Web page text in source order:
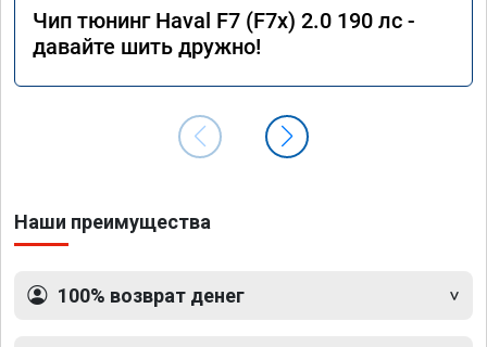
Чип тюнинг Haval F7 (F7x) 2.0 190 лс -
давайте шить дружно!
Наши преимущества
100% возврат денег